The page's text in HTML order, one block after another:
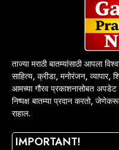
ताज्या मराठी बातम्यांसाठी आपला
साहित्य, क्रीडा, मनोरंजन, व्यापार,
आमच्या गौरव प्रकाशनासोबत
निष्पक्ष बातम्या प्रदान करतो,
राहाल.
IMPORTANT!